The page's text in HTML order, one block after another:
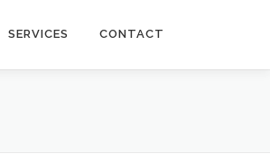
SERVICES CONTACT